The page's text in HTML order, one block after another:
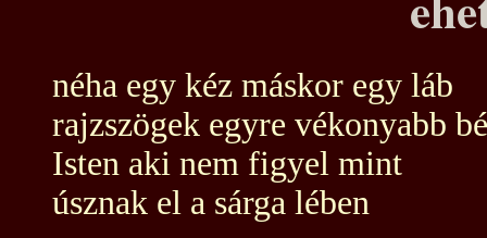
néha egy kéz máskor egy láb
rajzszögek egyre vékonyabb
Isten aki nem figyel mint
úsznak el a sárga lében